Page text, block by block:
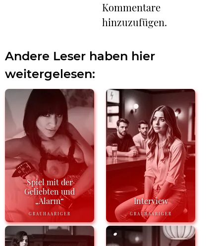
Kommentare
hinzuzufügen.
Andere Leser haben hier
weitergelesen:
Spiel mit der
Geliebten und
„Alarm“
GRAUHAARIGER
Interview
GRAUHAARIGER